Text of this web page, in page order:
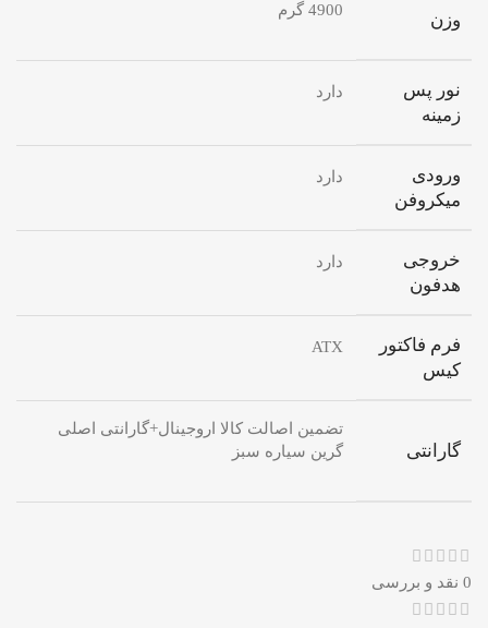
وزن 4900 گرم
نور پس
زمینه
دارد
ورودی
میکروفن
دارد
خروجی
هدفون
دارد
فرم فاکتور
کیس
ATX
گارانتی
تضمین اصالت کالا اروجینال+گارانتی اصلی
گرین سیاره سبز
0 نقد و بررسی